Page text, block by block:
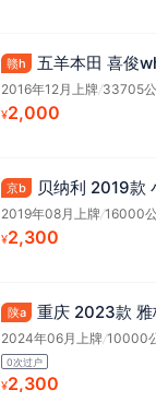
赣h 五羊本田 喜俊
2016年12月上牌/33705
¥2,000
京b 贝纳利 2019款
2019年08月上牌/16000
¥2,300
陕a 重庆 2023款 雅
2024年06月上牌/10000
0次过户
¥2,300